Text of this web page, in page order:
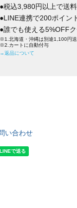
●税込3,980円以上で送
●LINE連携で200ポイン
●誰でも使える5%OFF
※1.北海道・沖縄は別途1,100円
※2.カートに自動付与
→返品について
い合わせ